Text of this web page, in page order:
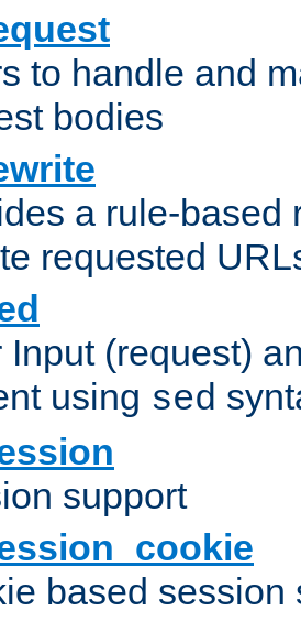
to handle and
bodies
a rule-based
requested
Input (request)
using sed
support
based session